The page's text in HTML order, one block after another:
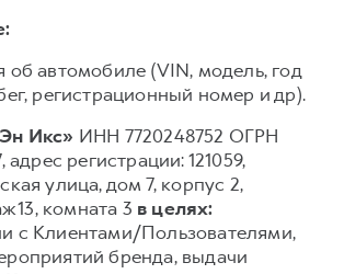
автомобиле (VIN, модель, год
регистрационный номер и др).
Икс» ИНН 7720248752 ОГРН
адрес регистрации: 121059,
улица, дом 7, корпус 2,
13, комната 3 в целях:
с Клиентами/Пользователями,
бренда, выдачи